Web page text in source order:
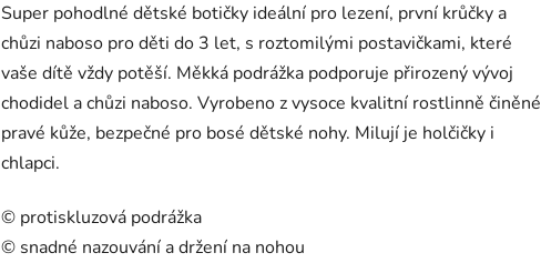
Super pohodlné dětské botičky ideální pro lezení, první krůčky a
chůzi naboso pro děti do 3 let, s roztomilými postavičkami, které
vaše dítě vždy potěší. Měkká podrážka podporuje přirozený vývoj
chodidel a chůzi naboso. Vyrobeno z vysoce kvalitní rostlinně činěné
pravé kůže, bezpečné pro bosé dětské nohy. Milují je holčičky i
chlapci.
© protiskluzová podrážka
© snadné nazouvání a držení na nohou